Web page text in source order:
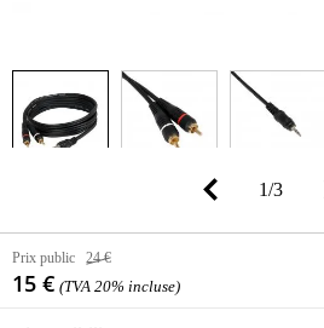
1/3
Prix public 24 €
15 € (TVA 20% incluse)